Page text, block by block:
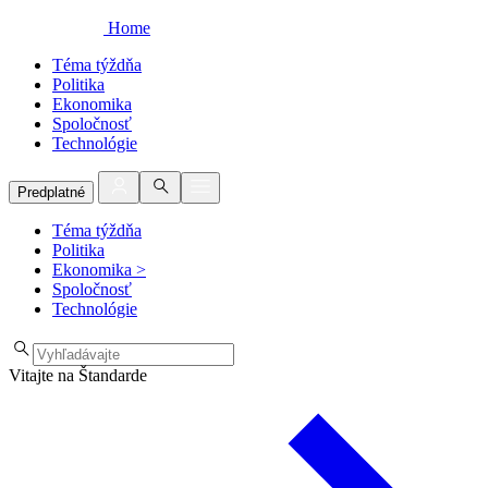
Home
Téma týždňa
Politika
Ekonomika
Spoločnosť
Technológie
Predplatné
Téma týždňa
Politika
Ekonomika >
Spoločnosť
Technológie
Vitajte na Štandarde